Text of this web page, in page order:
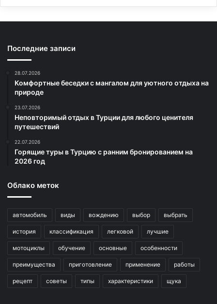
Последние записи
28.07.2026
Комфортные беседки с мангалом для уютного отдыха на
природе
23.07.2026
Неповторимый отдых в Турции для любого ценителя
путешествий
22.07.2026
Горящие туры в Турцию с ранним бронированием на
2026 год
Облако меток
автомобиль виды вождению выбор выбрать
история классификация легковой лучшие
мотоциклы обучение основные особенности
преимущества приготовление применение работы
рецепт советы типы характеристики щука